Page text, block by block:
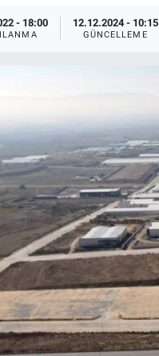
- 18:00 12.12.2024 - 10:15
GÜNCELLEME
Fabrikalar